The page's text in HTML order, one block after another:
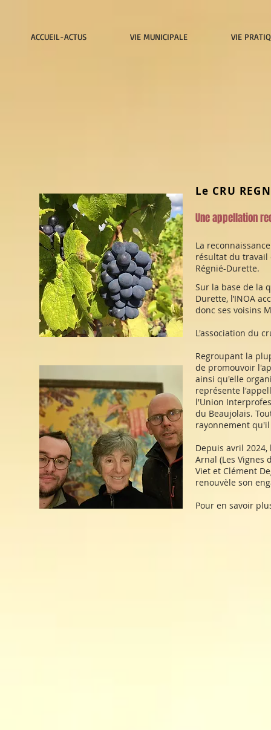
ACCUEIL-ACTUS VIE MUNICIPALE VIE
Le CRU
Une appellation
La
résultat du travail
Régnié-Durette.
Sur la base de la
Durette, l’INOA
donc ses voisins
L'association du
Regroupant la
de promouvoir
ainsi qu'elle
représente
l'Union
du Beaujolais.
rayonnement
​Depuis avril
Arnal (Les Vignes
Viet et Clément
renouvèle son
Pour en savoir